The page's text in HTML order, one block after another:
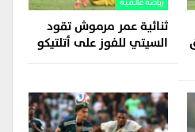
رياضة عالمية
ثنائية عمر مرموش تقود
السيتي للفوز على أتلتيكو